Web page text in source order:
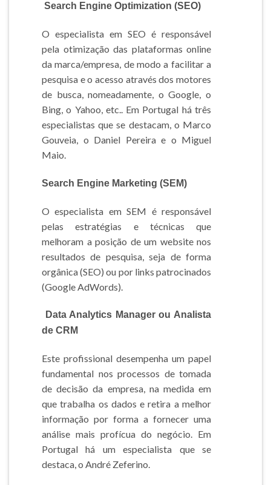
Search Engine Optimization (SEO)
O especialista em SEO é responsável
pela otimização das plataformas online
da marca/empresa, de modo a facilitar a
pesquisa e o acesso através dos motores
de busca, nomeadamente, o Google, o
Bing, o Yahoo, etc.. Em Portugal há três
especialistas que se destacam, o Marco
Gouveia, o Daniel Pereira e o Miguel
Maio.
Search Engine Marketing (SEM)
O especialista em SEM é responsável
pelas estratégias e técnicas que
melhoram a posição de um website nos
resultados de pesquisa, seja de forma
orgânica (SEO) ou por links patrocinados
(Google AdWords).
Data Analytics Manager ou Analista
de CRM
Este profissional desempenha um papel
fundamental nos processos de tomada
de decisão da empresa, na medida em
que trabalha os dados e retira a melhor
informação por forma a fornecer uma
análise mais profícua do negócio. Em
Portugal há um especialista que se
destaca, o André Zeferino.